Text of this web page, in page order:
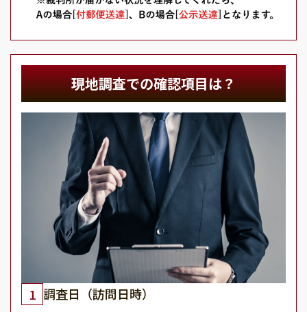
現地調査での確認項目は？
1 調査日（訪問日時）